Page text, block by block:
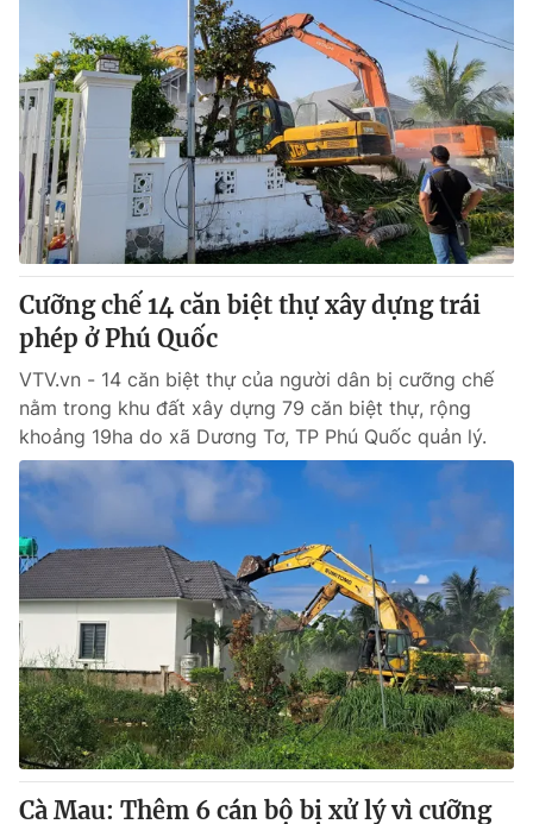
Cưỡng chế 14 căn biệt thự xây dựng trái
phép ở Phú Quốc
VTV.vn - 14 căn biệt thự của người dân bị cưỡng chế
nằm trong khu đất xây dựng 79 căn biệt thự, rộng
khoảng 19ha do xã Dương Tơ, TP Phú Quốc quản lý.
Cà Mau: Thêm 6 cán bộ bị xử lý vì cưỡng